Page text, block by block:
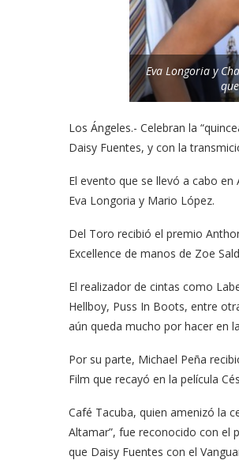
Eva Longoria y
Los Ángeles.- Celebran la
Daisy Fuentes, y con la
El evento que se llevó a cabo
Eva Longoria y Mario López.
Del Toro recibió el premio
Excellence de manos de Zoe
El realizador de cintas como
Hellboy, Puss In Boots, entre
aún queda mucho por hacer en
Por su parte, Michael Peña
Film que recayó en la película
Café Tacuba, quien amenizó la
Altamar”, fue reconocido con el
que Daisy Fuentes con el